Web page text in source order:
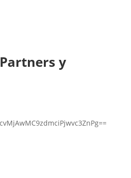
Partners y